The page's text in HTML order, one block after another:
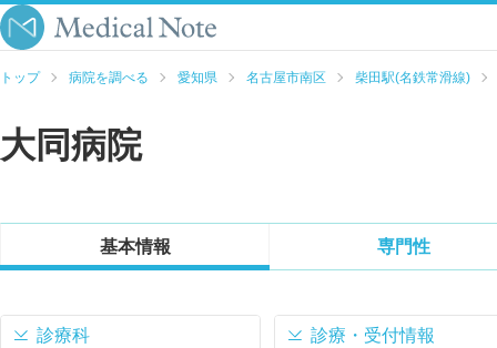
トップ 病院を調べる 愛知県 名古屋市南区 柴田駅(名鉄常滑線)
大同病院
基本情報 専門性
診療科 診療・受付情報